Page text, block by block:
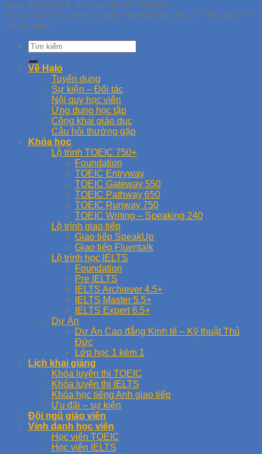
phép: 07/04/2016, Nơi cấp: SKHDT TP.HCM
Trụ Sở Chính Tại 70 Hữu Nghị, Phường Bình Thọ, TP Thủ Đức, TP
Hồ Chí Minh
Về Halo
Tuyển dụng
Sự kiện – Đối tác
Nội quy học viên
Ứng dụng học tập
Công khai giáo dục
Câu hỏi thường gặp
Khóa học
Lộ trình TOEIC 750+
Foundation
TOEIC Entryway
TOEIC Gateway 550
TOEIC Pathway 650
TOEIC Runway 750
TOEIC Writing – Speaking 240
Lộ trình giao tiếp
Giao tiếp SpeakUp
Giao tiếp Fluentalk
Lộ trình học IELTS
Foundation
Pre IELTS
IELTS Archiever 4.5+
IELTS Master 5.5+
IELTS Expert 6.5+
Dự Án
Dự Án Cao đẳng Kinh tế – Kỹ thuật Thủ
Đức
Lớp học 1 kèm 1
Lịch khai giảng
Khóa luyện thi TOEIC
Khóa luyện thi IELTS
Khóa học tiếng Anh giao tiếp
Ưu đãi – sự kiện
Đội ngũ giáo viên
Vinh danh học viên
Học viên TOEIC
Học viên IELTS